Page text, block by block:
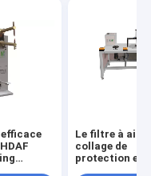
Le filtre à air
collage de
protection en